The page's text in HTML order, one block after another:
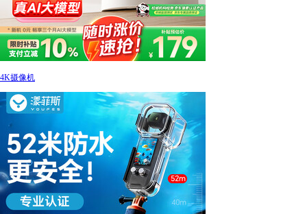
4K摄像机